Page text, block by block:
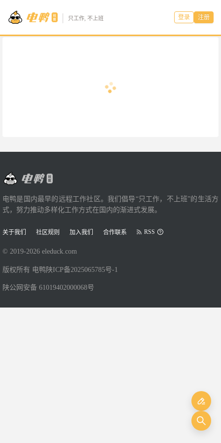
只工作, 不上班 登录 注册
电鸭是国内最早的远程工作社区。我们倡导“只工作，不上班”的生活方
式，努力推动多样化工作方式在国内的渐进式发展。
关于我们 社区规则 加入我们 合作联系 RSS
© 2019-2026 eleduck.com
版权所有 电鸭 陕ICP备2025065785号-1
陕公网安备 61019402000068号